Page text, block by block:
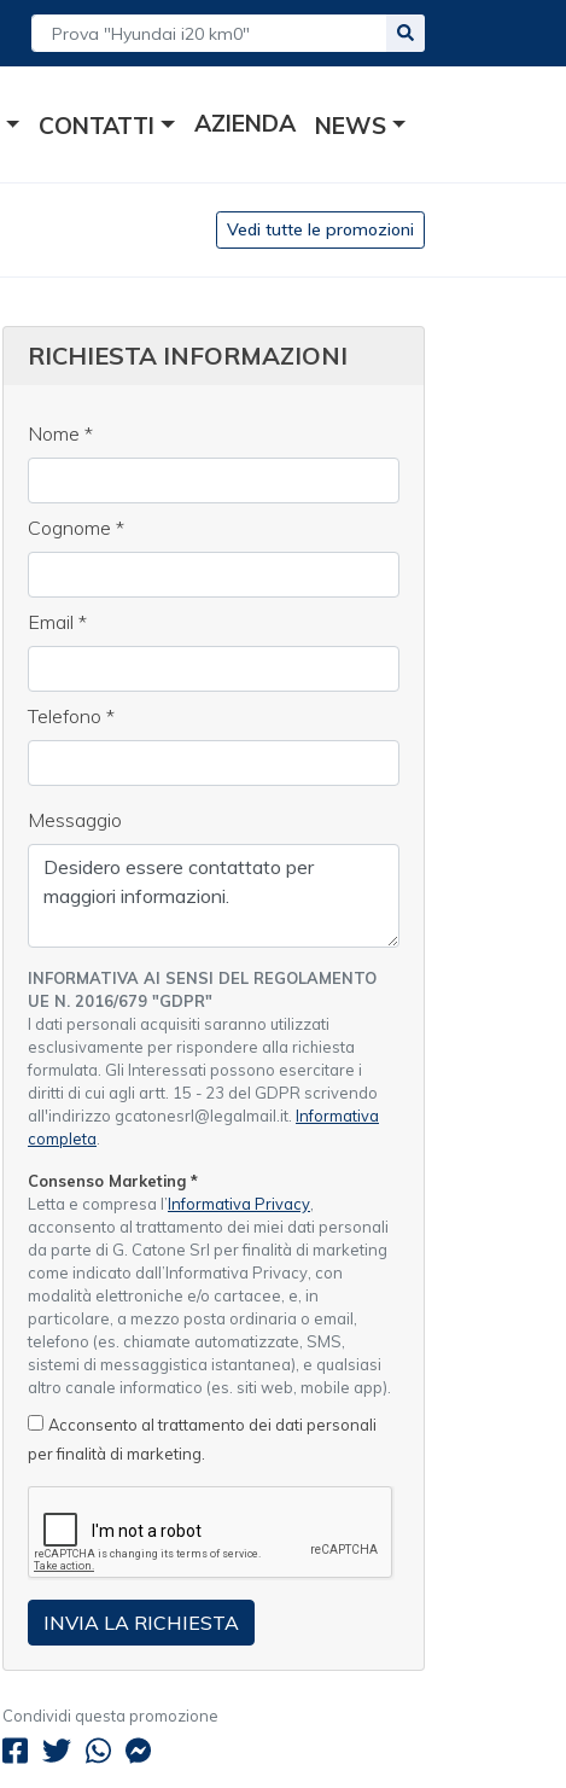
CONTATTI AZIENDA NEWS
Vedi tutte le promozioni
RICHIESTA INFORMAZIONI
Nome *
Cognome *
Email *
Telefono *
Messaggio
INFORMATIVA AI SENSI DEL REGOLAMENTO
UE N. 2016/679 "GDPR"
I dati personali acquisiti saranno utilizzati
esclusivamente per rispondere alla richiesta
formulata. Gli Interessati possono esercitare i
diritti di cui agli artt. 15 - 23 del GDPR scrivendo
all'indirizzo gcatonesrl@legalmail.it. Informativa
completa.
Consenso Marketing *
Letta e compresa l’Informativa Privacy,
acconsento al trattamento dei miei dati personali
da parte di G. Catone Srl per finalità di marketing
come indicato dall’Informativa Privacy, con
modalità elettroniche e/o cartacee, e, in
particolare, a mezzo posta ordinaria o email,
telefono (es. chiamate automatizzate, SMS,
sistemi di messaggistica istantanea), e qualsiasi
altro canale informatico (es. siti web, mobile app).
Acconsento al trattamento dei dati personali
per finalità di marketing.
Condividi questa promozione